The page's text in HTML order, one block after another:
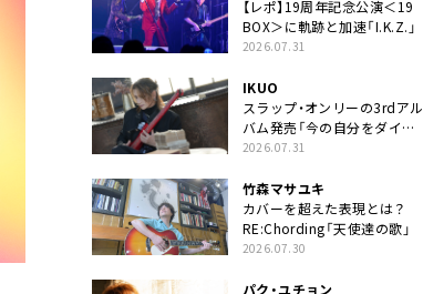
【レポ】19周年記念公演＜19
BOX＞に軌跡と加速「I.K.Z.」
2026.07.31
IKUO
スラップ・オンリーの3rdアル
バム発売「今の自分をダイレ
クトに」
2026.07.31
竹森マサユキ
カバーを超えた表現とは？
RE:Chording「天使達の歌」
2026.07.30
パク・ユチョン